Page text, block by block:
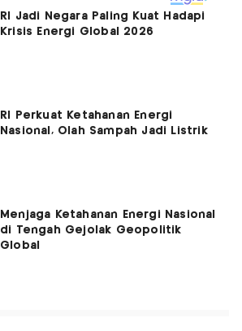
RI Jadi Negara Paling Kuat Hadapi
Krisis Energi Global 2026
RI Perkuat Ketahanan Energi
Nasional, Olah Sampah Jadi Listrik
Menjaga Ketahanan Energi Nasional
di Tengah Gejolak Geopolitik
Global